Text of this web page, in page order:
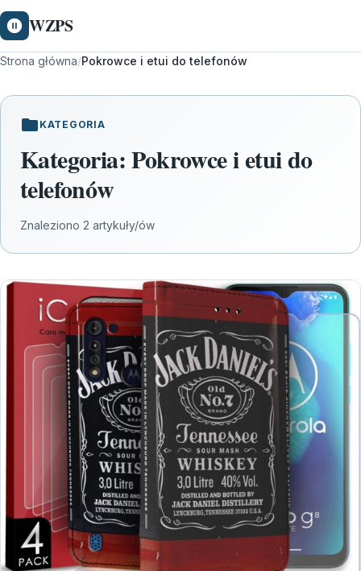
WZPS
Strona główna/Pokrowce i etui do telefonów
KATEGORIA
Kategoria:Pokrowce i etui do
telefonów
Znaleziono 2 artykuły/ów